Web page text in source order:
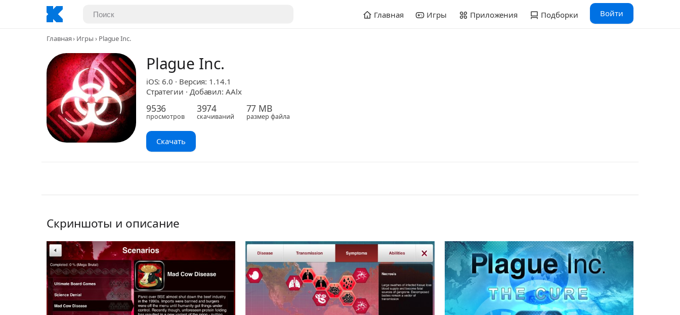
Главная Игры Приложения Подборки Войти
Главная Игры Plague Inc.
Plague Inc.
iOS: 6.0 · Версия: 1.14.1
Стратегии · Добавил: AAlx
9536
просмотров
3974
скачиваний
77 MB
размер файла
Скачать
Скриншоты и описание